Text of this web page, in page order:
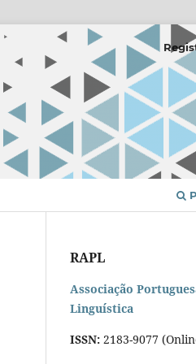
RAPL
Associação
Linguística
ISSN: 2183-9077